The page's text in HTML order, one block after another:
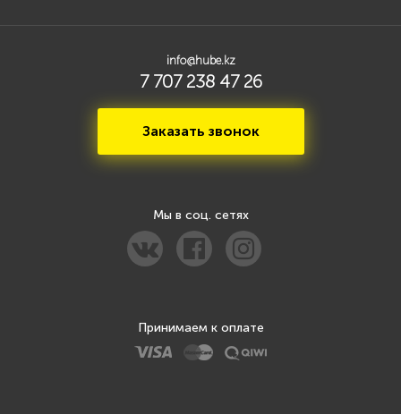
info@hube.kz
7 707 238 47 26
Заказать звонок
Мы в соц. сетях
Принимаем к оплате